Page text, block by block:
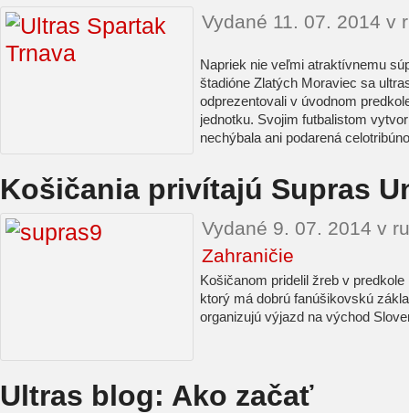
Vydané 11. 07. 2014 v
Napriek nie veľmi atraktívnemu
štadióne Zlatých Moraviec sa
odprezentovali v úvodnom
jednotku. Svojim futbalistom
nechýbala ani podarená
Košičania privítajú Supras
Vydané 9. 07. 2014 v
Zahraničie
Košičanom pridelil žreb v
ktorý má dobrú fanúšikovskú
organizujú výjazd na východ
Ultras blog: Ako začať